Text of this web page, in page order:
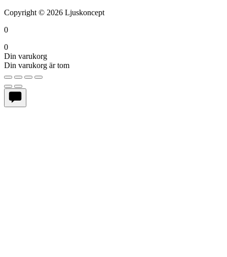
Copyright © 2026 Ljuskoncept
0
0
Din varukorg
Din varukorg är tom